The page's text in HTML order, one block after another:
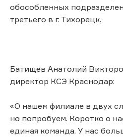
обособленных
третьего в г. Тихорецк.
Батищев Анатолий
директор КСЭ Краснодар:
«О нашем филиале в двух
но попробуем. Коротко о
единая команда. У нас